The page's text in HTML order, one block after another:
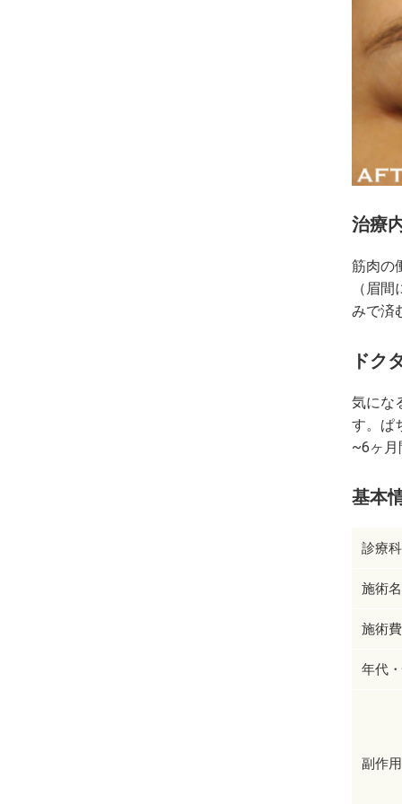
治療
筋肉の
（眉
みで済
ドク
気にな
す。ぱ
~6ヶ月
基本
診療
施術名
施術
年代
副作